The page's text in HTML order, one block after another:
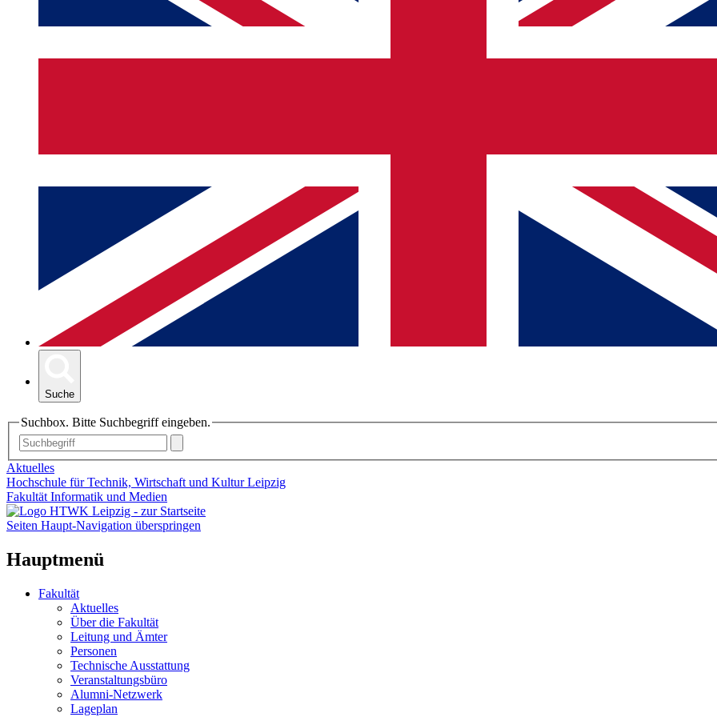
Suche
Suchbox. Bitte Suchbegriff eingeben.
Aktuelles
Hochschule für Technik, Wirtschaft und Kultur Leipzig
Fakultät Informatik und Medien
Seiten Haupt-Navigation überspringen
Hauptmenü
Fakultät
Aktuelles
Über die Fakultät
Leitung und Ämter
Personen
Technische Ausstattung
Veranstaltungsbüro
Alumni-Netzwerk
Lageplan